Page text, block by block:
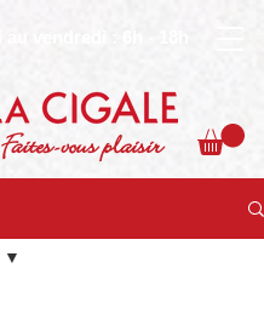
Faites-vous plaisir